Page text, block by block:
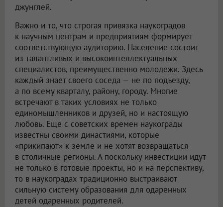
джунглей.
Важно и то, что строгая привязка наукоградов
к научным центрам и предприятиям формирует
соответствующую аудиторию. Население состоит
из талантливых и высокоинтеллектуальных
специалистов, преимущественно молодежи. Здесь
каждый знает своего соседа — не по подъезду,
а по всему кварталу, району, городу. Многие
встречают в таких условиях не только
единомышленников и друзей, но и настоящую
любовь. Еще с советских времен наукограды
известны своими династиями, которые
«прикипают» к земле и не хотят возвращаться
в столичные регионы. А поскольку инвестиции идут
не только в готовые проекты, но и на перспективу,
то в наукоградах традиционно выстраивают
сильную систему образования для одаренных
детей одаренных родителей.